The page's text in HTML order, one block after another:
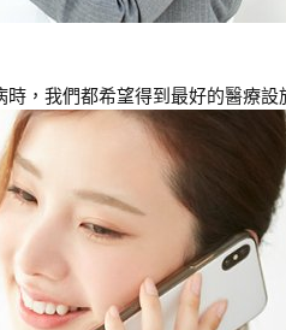
，我們都希望得到最好的醫療